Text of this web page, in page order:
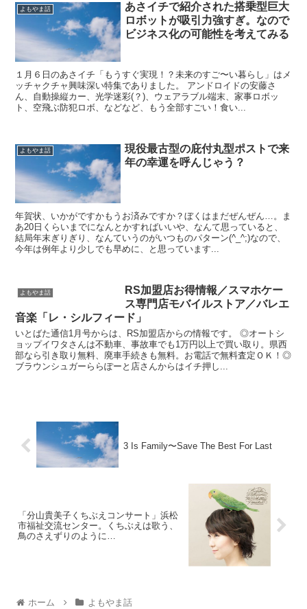
よもやま話
あさイチで紹介された搭乗型巨大
ロボットが吸引力強すぎ。なので
ビジネス化の可能性を考えてみる
１月６日のあさイチ「もうすぐ実現！？未来のすご〜い暮らし」はメ
ッチャクチャ興味深い特集でありました。 アンドロイドの安藤さ
ん、自動操縦カー、光学迷彩(？)、ウェアラブル端末、家事ロボッ
ト、空飛ぶ防犯ロボ、などなど、もう全部すごい！食い...
よもやま話
現役最古型の庇付丸型ポストで来
年の幸運を呼んじゃう？
年賀状、いかがですかもうお済みですか？ぼくはまだぜんぜん…。ま
あ20日くらいまでになんとかすればいいや、なんて思っていると、
結局年末ぎりぎり、なんていうのがいつものパターン(^_^;)なので、
今年は例年より少しでも早めに、と思っています...
よもやま話
RS加盟店お得情報／スマホケー
ス専門店モバイルストア／バレエ
音楽「レ・シルフィード」
いとばた通信1月号からは、RS加盟店からの情報です。 ◎オートシ
ョップイワタさんは不動車、事故車でも1万円以上で買い取り。県西
部なら引き取り無料、廃車手続きも無料。お電話で無料査定ＯＫ！◎
ブラウンシュガーららぽーと店さんからはイチ押し...
3 Is Family〜Save The Best For Last
「分山貴美子くちぶえコンサート」浜松
市福祉交流センター。くちぶえは歌う、
鳥のさえずりのように…
ホーム よもやま話